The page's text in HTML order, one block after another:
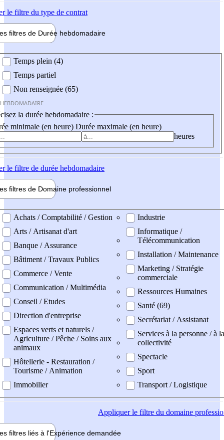
le filtre du type de contrat
filtres de Durée hebdomadaire
Temps plein (4)
Temps partiel
Non renseignée (65)
la durée hebdomadaire :
minimale (en heure) Durée maximale (en heure)
heures
le filtre de durée hebdomadaire
filtres de Domaine professionnel
professionel
Achats / Comptabilité / Gestion
Arts / Artisanat d'art
Banque / Assurance
Bâtiment / Travaux Publics
Commerce / Vente
Communication / Multimédia
Conseil / Etudes
Direction d'entreprise
Espaces verts et naturels /
Agriculture / Pêche / Soins aux
animaux
Hôtellerie - Restauration /
Tourisme / Animation
Immobilier
Industrie
Informatique /
Télécommunication
Installation / Maintenance
Marketing / Stratégie
commerciale
Ressources Humaines
Santé (69)
Secrétariat / Assistanat
Services à la personne / à la
collectivité
Spectacle
Sport
Transport / Logistique
Appliquerle filtre du domaine
filtres liés à l'Expérience demandée